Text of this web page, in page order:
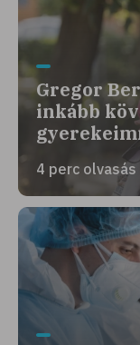
Gregor
inkább
4 perc